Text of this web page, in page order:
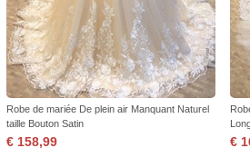
Robe de mariée De plein air Manquant Naturel
taille Bouton Satin
€ 158,99 €